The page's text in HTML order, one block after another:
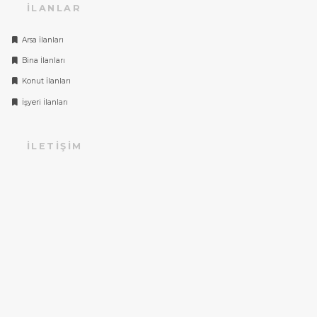
İLANLAR
Arsa İlanları
Bina İlanları
Konut İlanları
İşyeri İlanları
İLETIŞIM